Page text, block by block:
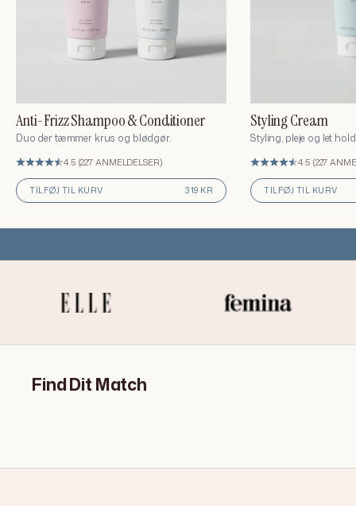
Anti-Frizz Shampoo & Conditioner
Duo der tæmmer krus og blødgør.
4.5 (227 ANMELDELSER)
TILFØJ TIL KURV 319 KR
Styling Cream
Styling, pleje og let hold
4.5 (227
TILFØJ TIL KURV
Hårpleje starter med
at forstå dit hår
af René selv. Tag testen, og få en personlig produktanbefaling,
Find Dit Match